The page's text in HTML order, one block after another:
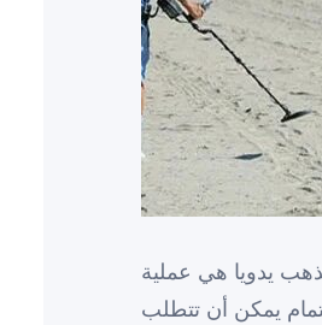
يدويا هي عملية
يمكن أن تتطلب